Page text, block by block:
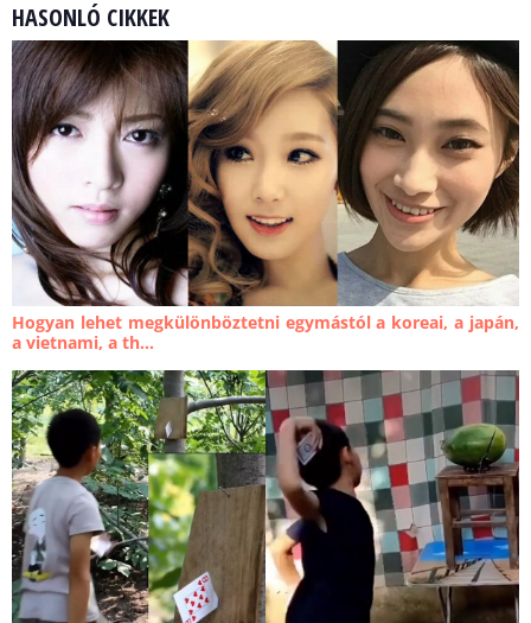
HASONLÓ CIKKEK
Hogyan lehet megkülönböztetni egymástól a koreai, a japán,
a vietnami, a th...